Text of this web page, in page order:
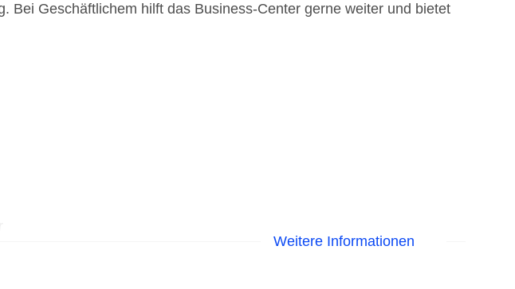
Bei Geschäftlichem hilft das Business-Center gerne weiter und bietet
Weitere Informationen